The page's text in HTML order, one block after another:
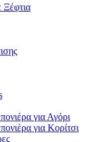
για Αγόρι
για Κορίτσι